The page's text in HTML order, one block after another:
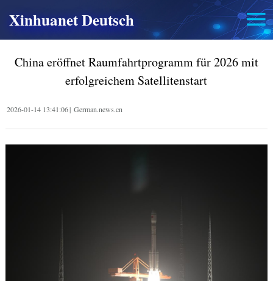
Xinhuanet Deutsch
China eröffnet Raumfahrtprogramm für 2026 mit
erfolgreichem Satellitenstart
2026-01-14 13:41:06| German.news.cn